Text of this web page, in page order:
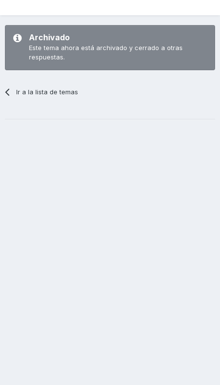
Archivado
Este tema ahora está archivado y cerrado a otras
respuestas.
Ir a la lista de temas